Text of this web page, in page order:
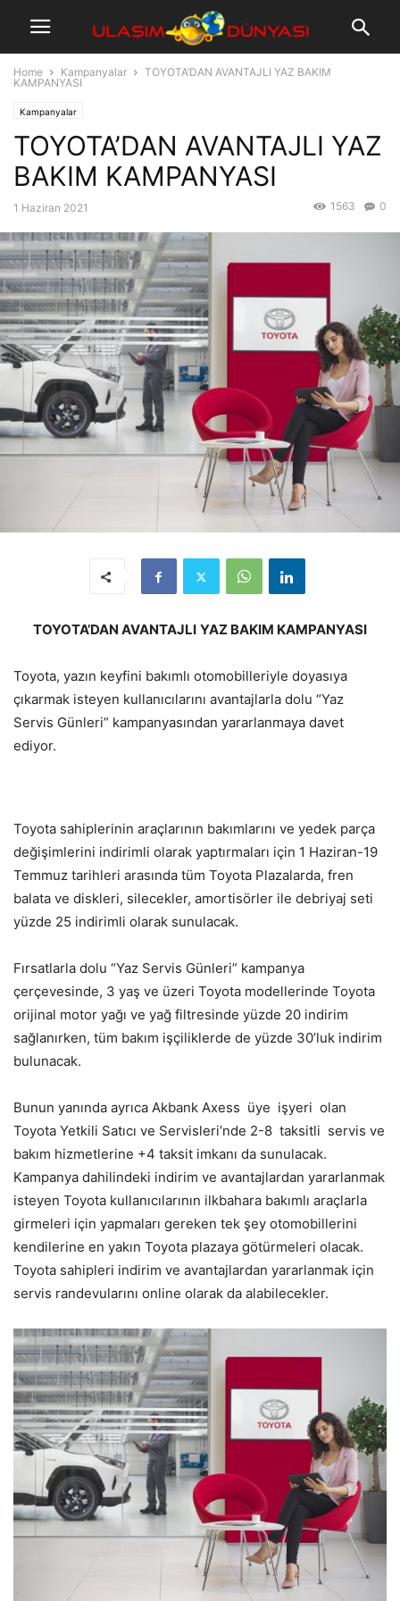
Home Kampanyalar
TOYOTA’DAN AVANTAJLI YAZ BAKIM
KAMPANYASI
Kampanyalar
TOYOTA’DAN AVANTAJLI YAZ
BAKIM KAMPANYASI
1 Haziran 2021 0
1563
TOYOTA’DAN AVANTAJLI YAZ BAKIM KAMPANYASI
Toyota, yazın keyfini bakımlı otomobilleriyle doyasıya
çıkarmak isteyen kullanıcılarını avantajlarla dolu “Yaz
Servis Günleri” kampanyasından yararlanmaya davet
ediyor.
Toyota sahiplerinin araçlarının bakımlarını ve yedek parça
değişimlerini indirimli olarak yaptırmaları için 1 Haziran-19
Temmuz tarihleri arasında tüm Toyota Plazalarda, fren
balata ve diskleri, silecekler, amortisörler ile debriyaj seti
yüzde 25 indirimli olarak sunulacak.
Fırsatlarla dolu “Yaz Servis Günleri” kampanya
çerçevesinde, 3 yaş ve üzeri Toyota modellerinde Toyota
orijinal motor yağı ve yağ filtresinde yüzde 20 indirim
sağlanırken, tüm bakım işçiliklerde de yüzde 30’luk indirim
bulunacak.
Bunun yanında ayrıca Akbank Axess üye işyeri olan
Toyota Yetkili Satıcı ve Servisleri’nde 2-8 taksitli servis ve
bakım hizmetlerine +4 taksit imkanı da sunulacak.
Kampanya dahilindeki indirim ve avantajlardan yararlanmak
isteyen Toyota kullanıcılarının ilkbahara bakımlı araçlarla
girmeleri için yapmaları gereken tek şey otomobillerini
kendilerine en yakın Toyota plazaya götürmeleri olacak.
Toyota sahipleri indirim ve avantajlardan yararlanmak için
servis randevularını online olarak da alabilecekler.